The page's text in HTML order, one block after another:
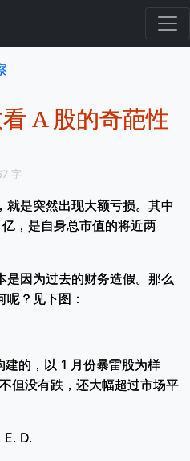
A 股的奇葩性
字
是突然出现大额亏损。其中
，是自身总市值的将近两
是因为过去的财务造假。那么
？见下图：
的，以 1 月份暴雷股为样
但没有跌，还大幅超过市场平
E. D.